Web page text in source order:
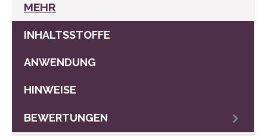
MEHR
BEWERTUNGEN
ANWENDUNG
INHALTSSTOFFE
HINWEISE